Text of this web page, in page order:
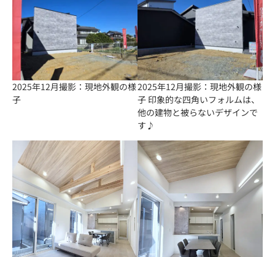
2025年12月撮影：現地外観の様
子
2025年12月撮影：現地外観の様
子 印象的な四角いフォルムは、
他の建物と被らないデザインで
す♪